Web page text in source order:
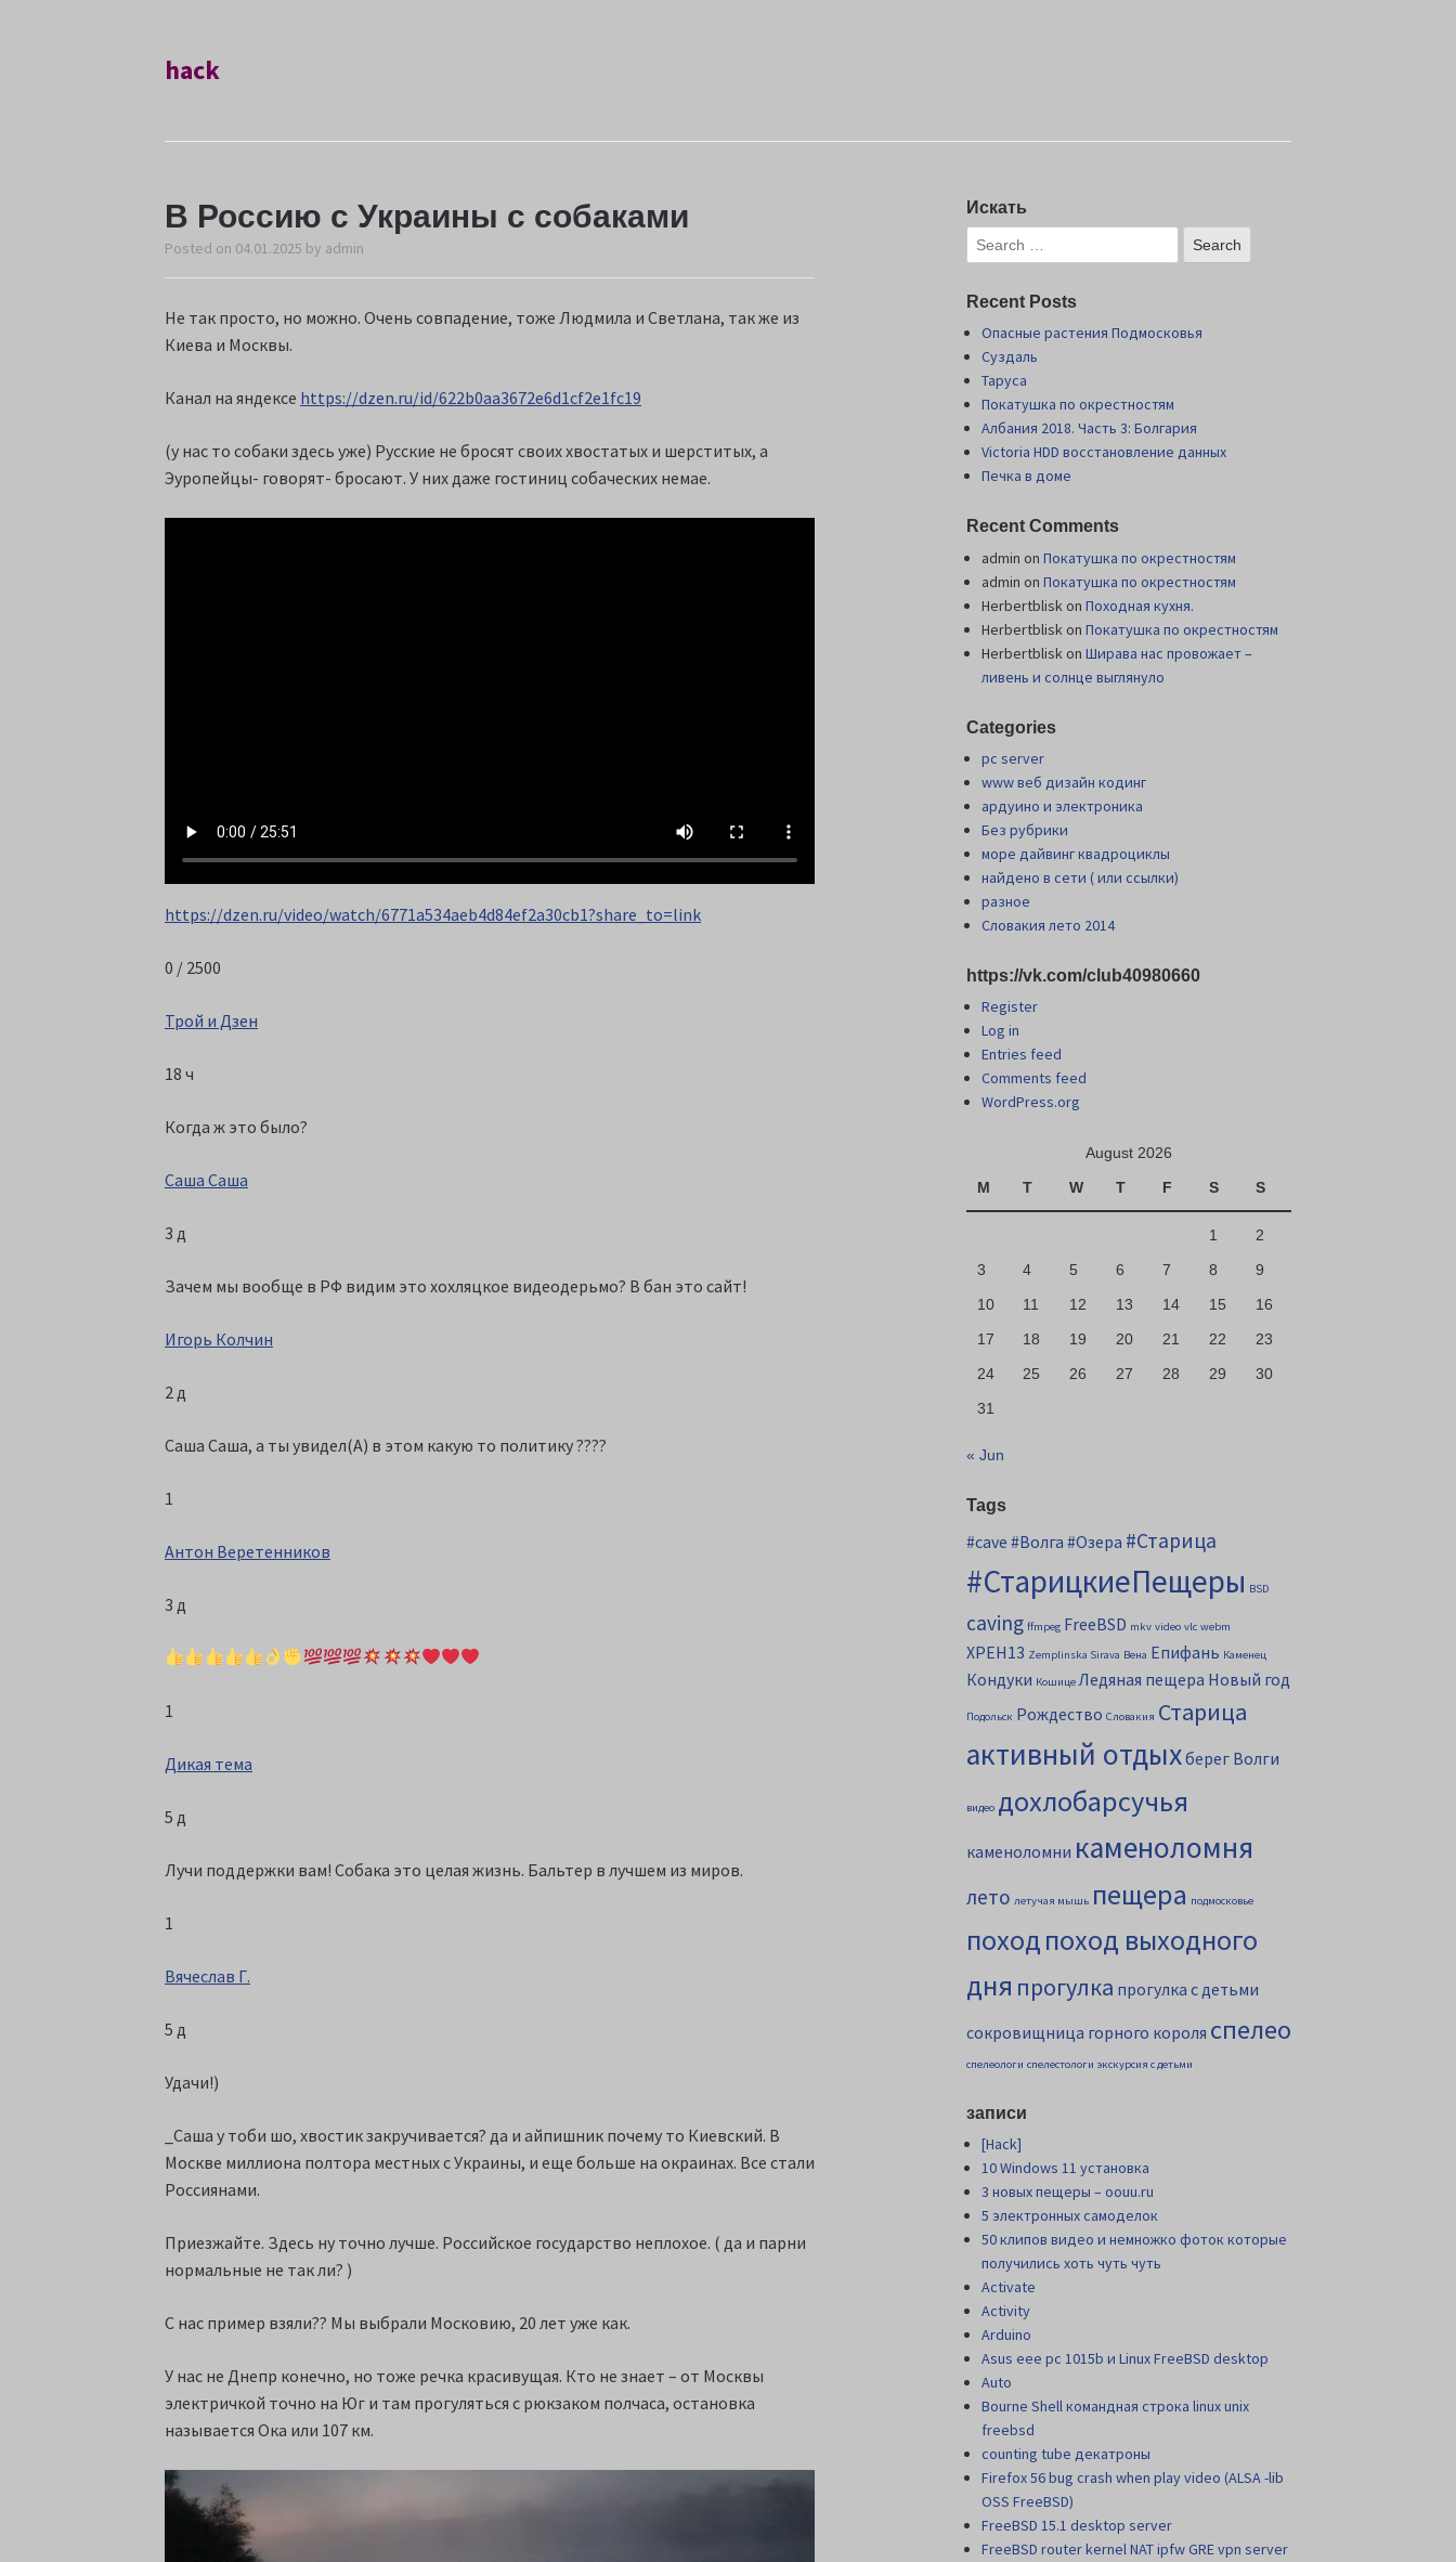
hack
В Россию с Украины с собаками
Posted on 04.01.2025 by admin
Не так просто, но можно. Очень совпадение, тоже Людмила и Светлана, так же из
Киева и Москвы.
Канал на яндексе https://dzen.ru/id/622b0aa3672e6d1cf2e1fc19
(у нас то собаки здесь уже) Русские не бросят своих хвостатых и шерститых, а
Эуропейцы- говорят- бросают. У них даже гостиниц собаческих немае.
https://dzen.ru/video/watch/6771a534aeb4d84ef2a30cb1?share_to=link
0 / 2500
Трой и Дзен
18 ч
Когда ж это было?
Саша Саша
3 д
Зачем мы вообще в РФ видим это хохляцкое видеодерьмо? В бан это сайт!
Игорь Колчин
2 д
Саша Саша, а ты увидел(А) в этом какую то политику ????
1
Антон Веретенников
3 д
1
Дикая тема
5 д
Лучи поддержки вам! Собака это целая жизнь. Бальтер в лучшем из миров.
1
Вячеслав Г.
5 д
Удачи!)
_Саша у тоби шо, хвостик закручивается? да и айпишник почему то Киевский. В
Москве миллиона полтора местных с Украины, и еще больше на окраинах. Все стали
Россиянами.
Приезжайте. Здесь ну точно лучше. Российское государство неплохое. ( да и парни
нормальные не так ли? )
С нас пример взяли?? Мы выбрали Московию, 20 лет уже как.
У нас не Днепр конечно, но тоже речка красивущая. Кто не знает – от Москвы
электричкой точно на Юг и там прогуляться с рюкзаком полчаса, остановка
называется Ока или 107 км.
Искать
Recent Posts
Опасные растения Подмосковья
Суздаль
Таруса
Покатушка по окрестностям
Албания 2018. Часть 3: Болгария
Victoria HDD восстановление данных
Печка в доме
Recent Comments
admin on Покатушка по окрестностям
admin on Покатушка по окрестностям
Herbertblisk on Походная кухня.
Herbertblisk on Покатушка по окрестностям
Herbertblisk on Шиpава нас провожает –
ливень и солнце выглянуло
Categories
pc server
www веб дизайн кодинг
ардуино и электроника
Без рубрики
море дайвинг квадроциклы
найдено в сети ( или ссылки)
разное
Словакия лето 2014
https://vk.com/club40980660
Register
Log in
Entries feed
Comments feed
WordPress.org
August 2026
M
T W T F S S
1
2
3
4 5 6 7 8
9
10
11 12 13 14 15
16
17
18 19 20 21 22
23
24
25 26 27 28 29
30
31
« Jun
Tags
#cave #Волга #Озера #Старица
#СтарицкиеПещеры BSD
caving ffmpeg FreeBSD mkv video vlc webm
XPEH13 Zemplinska Sirava Вена Епифань Каменец
Кондуки Кошице Ледяная пещера Новый год
Подольск Рождество Словакия Старица
активный отдыхберег Волги
видео дохлобарсучья
каменоломни каменоломня
лето летучая мышь пещера подмосковье
походпоход выходного
дня прогулка прогулка с детьми
сокровищница горного короля спелео
спелеологи спелестологи экскурсия с детьми
записи
[Hack]
10 Windows 11 установка
3 новых пещеры – oouu.ru
5 электронных самоделок
50 клипов видео и немножко фоток которые
получились хоть чуть чуть
Activate
Activity
Arduino
Asus eee pc 1015b и Linux FreeBSD desktop
Auto
Bourne Shell командная строка linux unix
freebsd
counting tube декатроны
Firefox 56 bug crash when play video (ALSA -lib
OSS FreeBSD)
FreeBSD 15.1 desktop server
FreeBSD router kernel NAT ipfw GRE vpn server